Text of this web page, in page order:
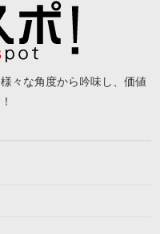
々な角度から吟味し、価値